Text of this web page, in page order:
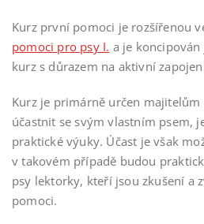
Kurz první pomoci je rozšířenou
pomoci pro psy I. a je
kurz s důrazem na aktivní
Kurz je primárně určen
účastnit se svým vlastním psem,
praktické výuky. Účast je však
v takovém případě budou
psy lektorky, kteří jsou zkušení a
pomoci.